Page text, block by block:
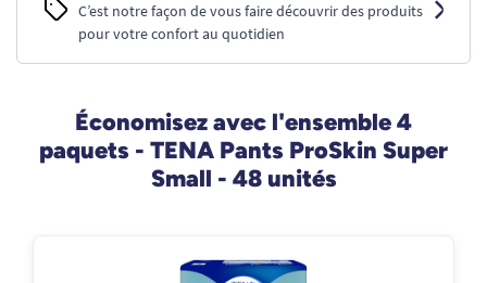
C’est notre façon de vous faire découvrir des produits
pour votre confort au quotidien
Économisez avec l'ensemble 4
paquets - TENA Pants ProSkin Super
Small - 48 unités